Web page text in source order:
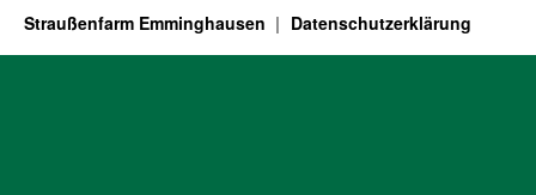
Straußenfarm Emminghausen Datenschutzerklärung